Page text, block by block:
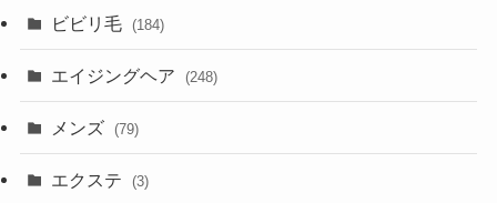
ビビリ毛 (184)
エイジングヘア (248)
メンズ (79)
エクステ (3)